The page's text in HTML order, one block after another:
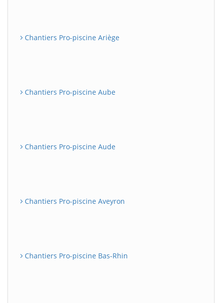
Chantiers Pro-piscine Ariège
Chantiers Pro-piscine Aube
Chantiers Pro-piscine Aude
Chantiers Pro-piscine Aveyron
Chantiers Pro-piscine Bas-Rhin